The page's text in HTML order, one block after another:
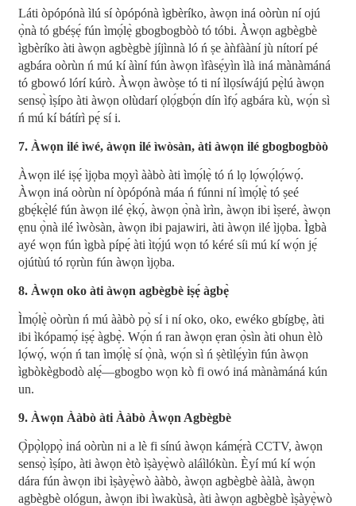
Láti òpópónà ìlú sí òpópónà ìgbèríko, àwọn iná oòrùn ní ojú
ọ̀nà tó gbéṣẹ́ fún ìmọ́lẹ̀ gbogbogbòò tó tóbi. Àwọn agbègbè
ìgbèríko àti àwọn agbègbè jíjìnnà ló ń ṣe àǹfààní jù nítorí pé
agbára oòrùn ń mú kí àìní fún àwọn ìfàsẹ́yìn ìlà iná mànàmáná
tó gbowó lórí kúrò. Àwọn àwòṣe tó ti ní ìlọsíwájú pẹ̀lú àwọn
sensọ̀ ìṣípo àti àwọn olùdarí ọlọ́gbọ́n dín ìfọ́ agbára kù, wọ́n sì
ń mú kí bátírì pẹ́ sí i.
7. Àwọn ilé ìwé, àwọn ilé ìwòsàn, àti àwọn ilé gbogbogbòò
Àwọn ilé iṣẹ́ ìjọba mọyì ààbò àti ìmọ́lẹ̀ tó ń lọ lọ́wọ́lọ́wọ́.
Àwọn iná oòrùn ní òpópónà máa ń fúnni ní ìmọ́lẹ̀ tó ṣeé
gbẹ́kẹ̀lé fún àwọn ilé ẹ̀kọ́, àwọn ọ̀nà ìrìn, àwọn ibi ìṣeré, àwọn
ẹnu ọ̀nà ilé ìwòsàn, àwọn ibi pajawiri, àti àwọn ilé ìjọba. Ìgbà
ayé wọn fún ìgbà pípẹ́ àti ìtọ́jú wọn tó kéré síi mú kí wọ́n jẹ́
ojútùú tó rọrùn fún àwọn ìjọba.
8. Àwọn oko àti àwọn agbègbè iṣẹ́ àgbẹ̀
Ìmọ́lẹ̀ oòrùn ń mú ààbò pọ̀ sí i ní oko, oko, ewéko gbígbẹ, àti
ibi ìkópamọ́ iṣẹ́ àgbẹ̀. Wọ́n ń ran àwọn ẹran ọ̀sìn àti ohun èlò
lọ́wọ́, wọ́n ń tan ìmọ́lẹ̀ sí ọ̀nà, wọ́n sì ń ṣètìlẹ́yìn fún àwọn
ìgbòkègbodò alẹ́—gbogbo wọn kò fi owó iná mànàmáná kún
un.
9. Àwọn Ààbò àti Ààbò Àwọn Agbègbè
Ọ̀pọ̀lọpọ̀ iná oòrùn ni a lè fi sínú àwọn kámẹ́rà CCTV, àwọn
sensọ̀ ìṣípo, àti àwọn ètò ìṣàyẹ̀wò aláìlókùn. Èyí mú kí wọ́n
dára fún àwọn ibi ìṣàyẹ̀wò ààbò, àwọn agbègbè ààlà, àwọn
agbègbè ológun, àwọn ibi ìwakùsà, àti àwọn agbègbè ìṣàyẹ̀wò